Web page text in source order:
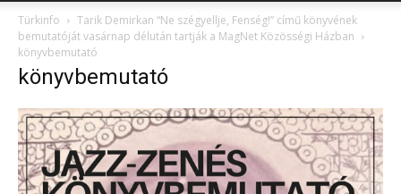
Türkinfo
Tarik Demirkan “Ne szégyellje, Fenség!” című könyvének
bemutatóját vasárnap délután tartják a MagNet Közösségi Házban
könyvbemutató
könyvbemutató